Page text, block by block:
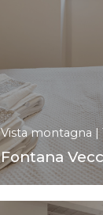
Vista montagna |
Fontana